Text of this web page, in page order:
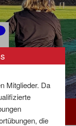
Mitglieder. Da
die